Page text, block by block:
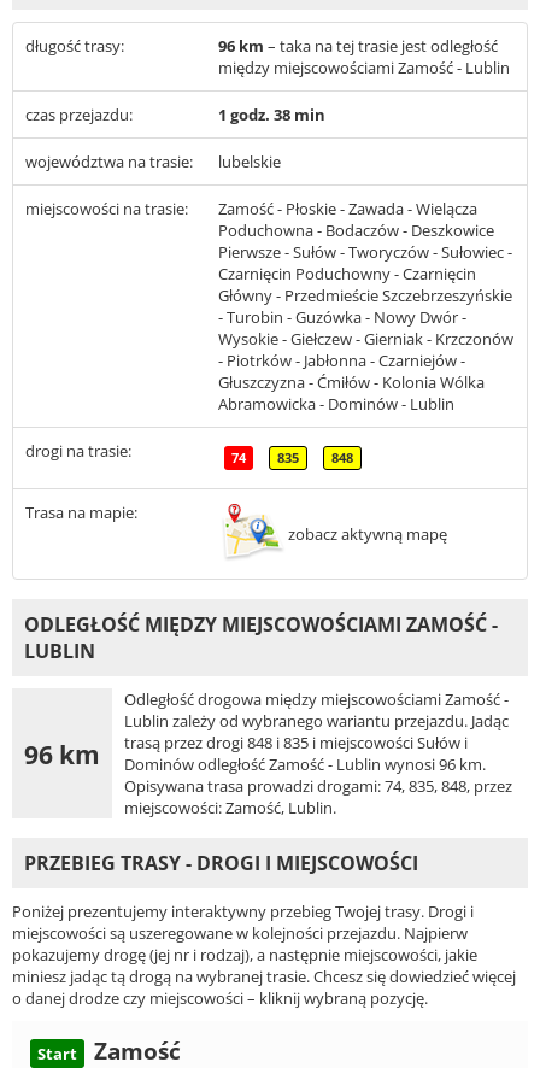
długość trasy: 96 km – taka na tej trasie jest odległość
między miejscowościami Zamość - Lublin
czas przejazdu: 1 godz. 38 min
województwa na trasie: lubelskie
miejscowości na trasie:
Zamość - Płoskie - Zawada - Wielącza
Poduchowna - Bodaczów - Deszkowice
Pierwsze - Sułów - Tworyczów - Sułowiec -
Czarnięcin Poduchowny - Czarnięcin
Główny - Przedmieście Szczebrzeszyńskie
- Turobin - Guzówka - Nowy Dwór -
Wysokie - Giełczew - Gierniak - Krzczonów
- Piotrków - Jabłonna - Czarniejów -
Głuszczyzna - Ćmiłów - Kolonia Wólka
Abramowicka - Dominów - Lublin
drogi na trasie: 74 835 848
Trasa na mapie:
zobacz aktywną mapę
ODLEGŁOŚĆ MIĘDZY MIEJSCOWOŚCIAMI ZAMOŚĆ -
LUBLIN
96 km
Odległość drogowa między miejscowościami Zamość -
Lublin zależy od wybranego wariantu przejazdu. Jadąc
trasą przez drogi 848 i 835 i miejscowości Sułów i
Dominów odległość Zamość - Lublin wynosi 96 km.
Opisywana trasa prowadzi drogami: 74, 835, 848, przez
miejscowości: Zamość, Lublin.
PRZEBIEG TRASY - DROGI I MIEJSCOWOŚCI
Poniżej prezentujemy interaktywny przebieg Twojej trasy. Drogi i
miejscowości są uszeregowane w kolejności przejazdu. Najpierw
pokazujemy drogę (jej nr i rodzaj), a następnie miejscowości, jakie
miniesz jadąc tą drogą na wybranej trasie. Chcesz się dowiedzieć więcej
o danej drodze czy miejscowości – kliknij wybraną pozycję.
Start Zamość